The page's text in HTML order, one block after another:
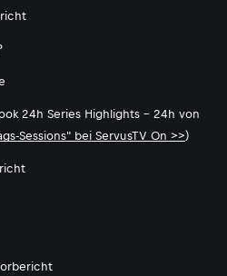
24h Series Highlights - 24h von
Sessions" bei ServusTV On >>)